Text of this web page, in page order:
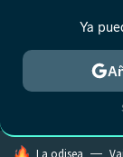
MENÚ
HOY SE HABLA DE
La odisea
Ya